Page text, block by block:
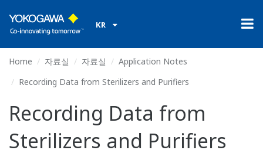
KR
Home 자료실 자료실
Application Notes
Recording Data from Sterilizers and Purifiers
Recording Data from
Sterilizers and Purifiers